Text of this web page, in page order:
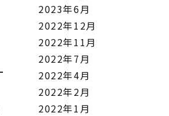
2023年6月
2022年12月
2022年11月
2022年7月
2022年4月
2022年2月
2022年1月